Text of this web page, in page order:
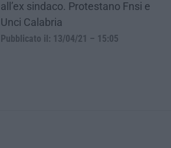
all’ex sindaco. Protestano Fnsi e
Unci Calabria
Pubblicato il: 13/04/21 – 15:05